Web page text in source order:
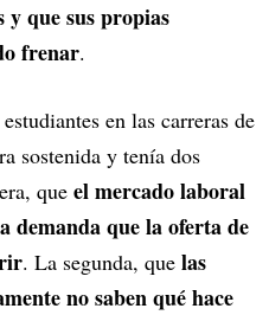
y que sus propias
frenar.
en las carreras de
sostenida y tenía dos
que el mercado laboral
demanda que la oferta de
. La segunda, que las
no saben qué hace